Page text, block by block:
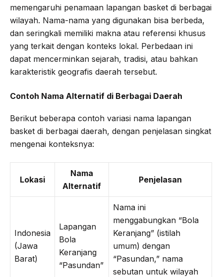
memengaruhi penamaan lapangan basket di berbagai
wilayah. Nama-nama yang digunakan bisa berbeda,
dan seringkali memiliki makna atau referensi khusus
yang terkait dengan konteks lokal. Perbedaan ini
dapat mencerminkan sejarah, tradisi, atau bahkan
karakteristik geografis daerah tersebut.
Contoh Nama Alternatif di Berbagai Daerah
Berikut beberapa contoh variasi nama lapangan
basket di berbagai daerah, dengan penjelasan singkat
mengenai konteksnya:
Lokasi
Nama
Alternatif
Penjelasan
Indonesia
(Jawa
Barat)
Lapangan
Bola
Keranjang
“Pasundan”
Nama ini
menggabungkan “Bola
Keranjang” (istilah
umum) dengan
“Pasundan,” nama
sebutan untuk wilayah